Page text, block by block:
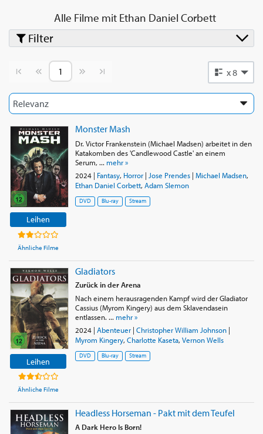
Alle Filme mit Ethan Daniel Corbett
Vorherige SeiteNächste Seite x 8
Leihen
Ähnliche Filme
Monster Mash
Dr. Victor Frankenstein (Michael Madsen) arbeitet in den
Katakomben des 'Candlewood Castle' an einem
Serum, ... mehr »
2024| Fantasy, Horror| Jose Prendes| Michael Madsen,
Ethan Daniel Corbett, Adam Slemon
DVD Blu-ray Stream
Leihen
Ähnliche Filme
Gladiators
Zurück in der Arena
Nach einem herausragenden Kampf wird der Gladiator
Cassius (Myrom Kingery) aus dem Sklavendasein
entlassen. ... mehr »
2024| Abenteuer| Christopher William Johnson|
Myrom Kingery, Charlotte Kaseta, Vernon Wells
DVD Blu-ray Stream
Headless Horseman - Pakt mit dem Teufel
A Dark Hero Is Born!
Filter